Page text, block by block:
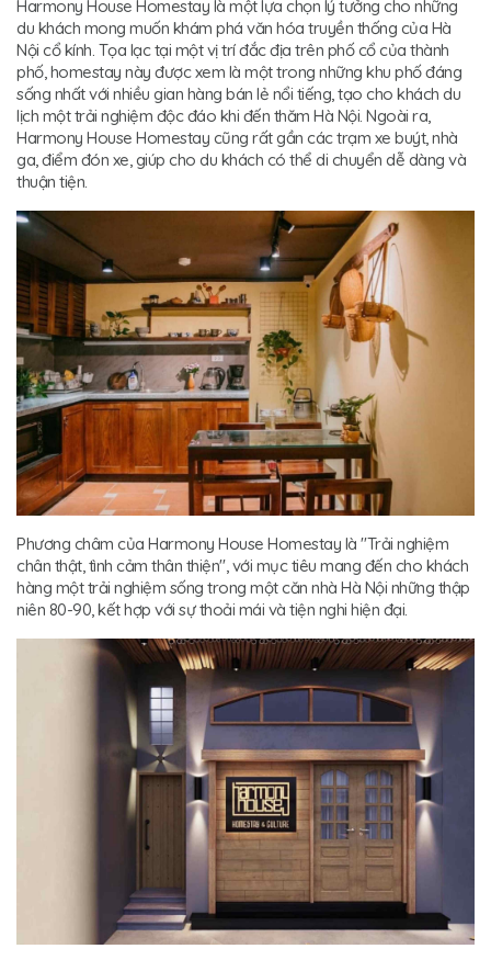
Harmony House Homestay là một lựa chọn lý tưởng cho những
du khách mong muốn khám phá văn hóa truyền thống của Hà
Nội cổ kính. Tọa lạc tại một vị trí đắc địa trên phố cổ của thành
phố, homestay này được xem là một trong những khu phố đáng
sống nhất với nhiều gian hàng bán lẻ nổi tiếng, tạo cho khách du
lịch một trải nghiệm độc đáo khi đến thăm Hà Nội. Ngoài ra,
Harmony House Homestay cũng rất gần các trạm xe buýt, nhà
ga, điểm đón xe, giúp cho du khách có thể di chuyển dễ dàng và
thuận tiện.
Phương châm của Harmony House Homestay là "Trải nghiệm
chân thật, tình cảm thân thiện", với mục tiêu mang đến cho khách
hàng một trải nghiệm sống trong một căn nhà Hà Nội những thập
niên 80-90, kết hợp với sự thoải mái và tiện nghi hiện đại.